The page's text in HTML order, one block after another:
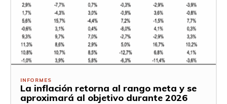
INFORMES
La inflación retorna al rango meta y se
aproximará al objetivo durante 2026